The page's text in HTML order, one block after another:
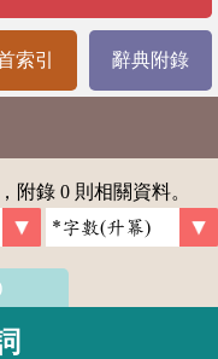
索引 辭典附錄
附錄 0 則相關資料。